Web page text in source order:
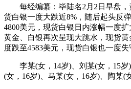
每经编纂：毕陆名2月2日早盘，
货白银一度大跌近8%，随后起头反
4800美元，现货白银日内涨幅一度扩
黄金、白银再次呈现大跳水，现货
度跌至4583美元，现货白银也一度失
李某(女，14岁)、刘某(女，15岁)
(女，16岁)、马某(女，16岁)、陶某(